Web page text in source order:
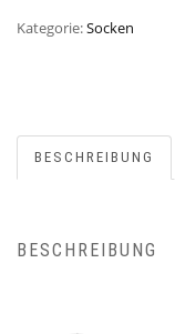
Kategorie:Socken
BESCHREIBUNG
BESCHREIBUNG